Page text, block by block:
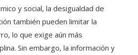
y social, la desigualdad de
también pueden limitar la
lo que exige aún más
Sin embargo, la información y